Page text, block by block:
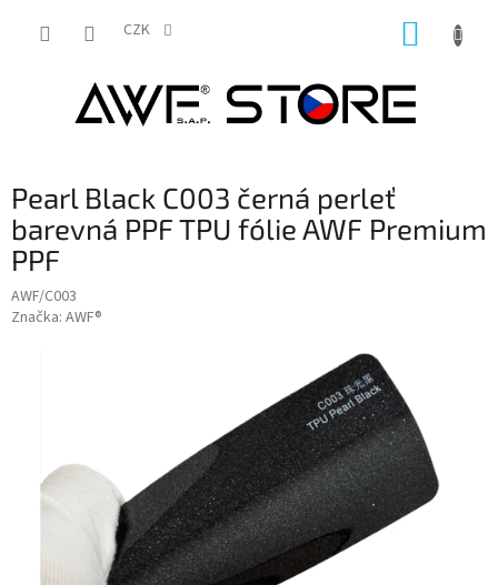
CZK
Pearl Black C003 černá perleť
barevná PPF TPU fólie AWF Premium
PPF
AWF/C003
Značka: AWF®